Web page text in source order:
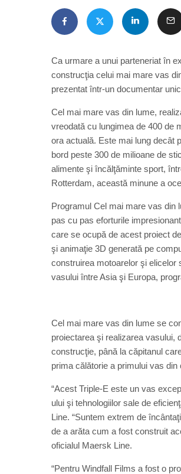
Ca urmare a unui parteneriat în
construcţia celui mai mare vas
prezentat într-un documentar
Cel mai mare vas din lume,
vreodată cu lungimea de 400 de
ora actuală. Este mai lung decât
bord peste 300 de milioane de
alimente şi încălţăminte sport,
Rotterdam, această minune a
Programul Cel mai mare vas din
pas cu pas eforturile
care se ocupă de acest proiect
şi animaţie 3D generată pe
construirea motoarelor şi elicelor
vasului între Asia şi Europa,
Cel mai mare vas din lume se
proiectarea şi realizarea vasului,
construcţie, până la căpitanul
prima călătorie a primului vas din
“Acest Triple-E este un vas
ului şi tehnologiilor sale de
Line. “Suntem extrem de
de a arăta cum a fost construit
oficialul Maersk Line.
“Pentru Windfall Films a fost o